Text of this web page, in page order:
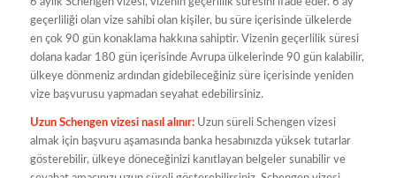
geçerliliği olan vize sahibi olan kişiler, bu süre içerisinde ülkelerde
en çok 90 gün konaklama hakkına sahiptir. Vizenin geçerlilik süresi
dolana kadar 180 gün içerisinde Avrupa ülkelerinde 90 gün kalabilir,
ülkeye dönmeniz ardından gidebileceğiniz süre içerisinde yeniden
vize başvurusu yapmadan seyahat edebilirsiniz.
Uzun Schengen vizesi nasıl alınır: Uzun süreli Schengen vizesi
almak için başvuru aşamasında banka hesabınızda yüksek tutarlar
gösterebilir, ülkeye döneceğinizi kanıtlayan belgeler sunabilir ve